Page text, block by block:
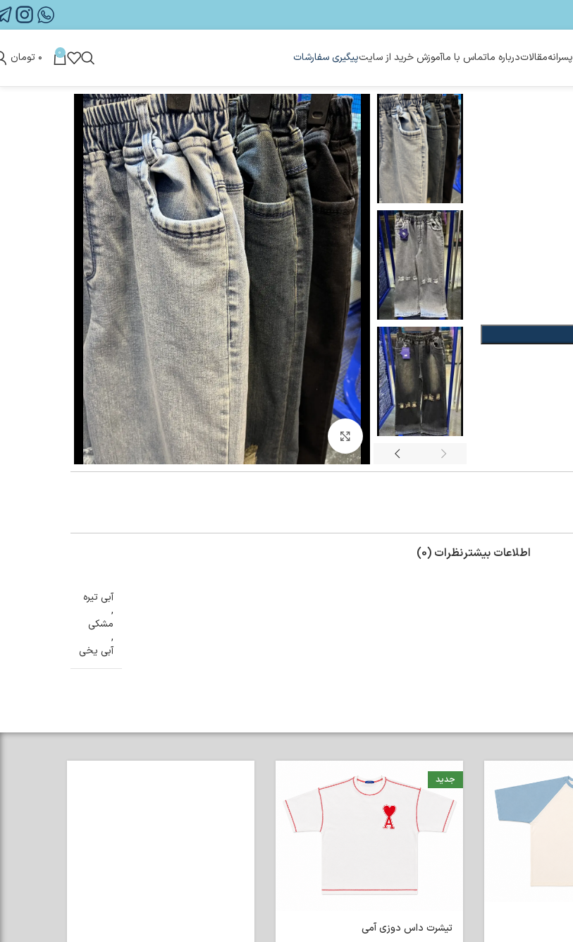
پسرانهمقالاتدرباره ماتماس با ماآموزش خرید از سایتپیگیری سفارشات 0 ۰ تومان
بزرگنمایی تصویر
اطلاعات بیشترنظرات (0)
آبی تیره
,
مشکی
,
آبی یخی
جدید
تیشرت داس دوزی آمی